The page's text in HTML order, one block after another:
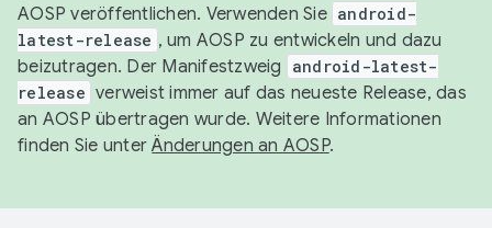
AOSP veröffentlichen. Verwenden Sie android-
latest-release , um AOSP zu entwickeln und dazu
beizutragen. Der Manifestzweig
android-latest-
release verweist immer auf das neueste Release, das
an AOSP übertragen wurde. Weitere Informationen
finden Sie unterÄnderungen an AOSP.